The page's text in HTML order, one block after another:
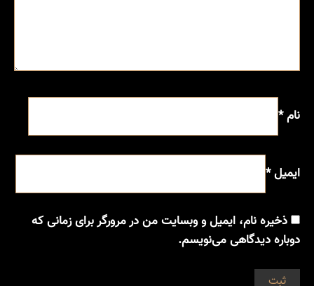
نام*
ایمیل*
ذخیره نام، ایمیل و وبسایت من در مرورگر برای زمانی که
دوباره دیدگاهی می‌نویسم.